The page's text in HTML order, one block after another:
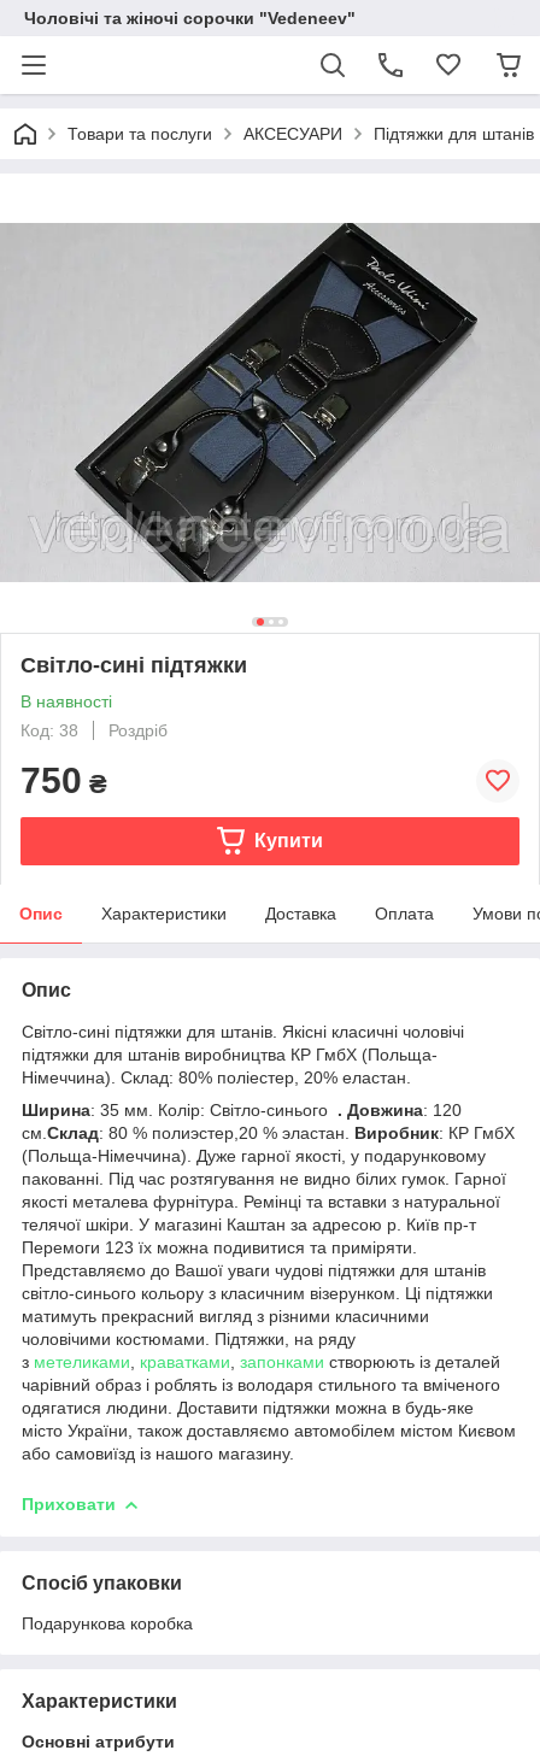
Чоловічі та жіночі сорочки "Vedeneev"
Товари та послуги АКСЕСУАРИ Підтяжки для штанів
Світло-сині підтяжки
В наявності
Код: 38
Роздріб
750 ₴
Купити
Опис Характеристики Доставка Оплата Умови
Опис
Світло-сині підтяжки для штанів. Якісні класичні чоловічі
підтяжки для штанів виробництва КР ГмбХ (Польща-
Німеччина). Склад: 80% поліестер, 20% еластан.
Ширина: 35 мм. Колір: Світло-синього . Довжина: 120
см. Склад: 80 % полиэстер,20 % эластан. Виробник: КР ГмбХ
(Польща-Німеччина). Дуже гарної якості, у подарунковому
пакованні. Під час розтягування не видно білих гумок. Гарної
якості металева фурнітура. Ремінці та вставки з натуральної
телячої шкіри. У магазині Каштан за адресою р. Київ пр-т
Перемоги 123 їх можна подивитися та приміряти.
Представляємо до Вашої уваги чудові підтяжки для штанів
світло-синього кольору з класичним візерунком. Ці підтяжки
матимуть прекрасний вигляд з різними класичними
чоловічими костюмами. Підтяжки, на ряду
з метеликами краватками запонками створюють із деталей
чарівний образ і роблять із володаря стильного та вміченого
одягатися людини. Доставити підтяжки можна в будь-яке
місто України, також доставляємо автомобілем містом Києвом
або самовиїзд із нашого магазину.
Приховати
Спосіб упаковки
Подарункова коробка
Характеристики
Основні атрибути